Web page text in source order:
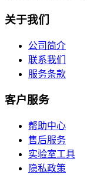
关于我们
公司简介
联系我们
服务条款
客户服务
帮助中心
售后服务
实验室工具
隐私政策